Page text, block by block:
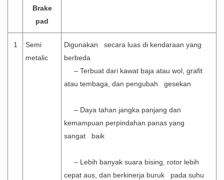
Brake
pad
1
Semi
metalic
Digunakan secara luas di kendaraan yang
berbeda
– Terbuat dari kawat baja atau wol, grafit
atau tembaga, dan pengubah gesekan
– Daya tahan jangka panjang dan
kemampuan perpindahan panas yang
sangat baik
– Lebih banyak suara bising, rotor lebih
cepat aus, dan berkinerja buruk pada suhu